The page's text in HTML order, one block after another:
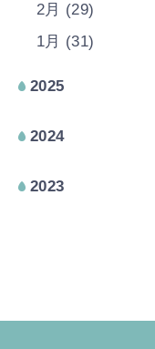
2月 (29)
1月 (31)
2025
2024
2023